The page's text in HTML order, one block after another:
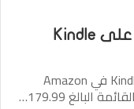
أفضل الأطفال صفقة: وفر 22 ٪ على Kindle
وفر 40 دولارًا: يتم بيع Kindle Paperwhite Kids في Amazon